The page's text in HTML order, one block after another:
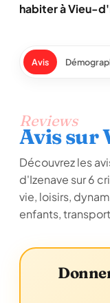
habiter à Vieu-
Avis
Reviews
Avis sur
Découvrez les
d'Izenave sur 6
vie, loisirs,
enfants,